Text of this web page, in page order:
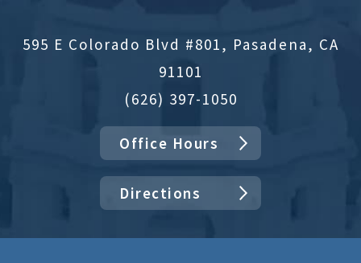
595 E Colorado Blvd #801, Pasadena, CA
91101
(626) 397-1050
Office Hours
Directions